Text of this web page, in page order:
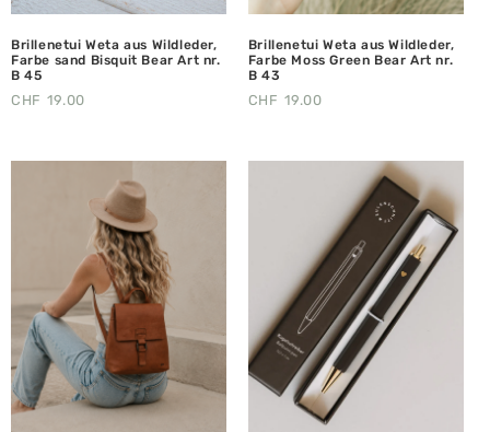
Brillenetui Weta aus Wildleder,
Farbe sand Bisquit Bear Art nr.
B 45
CHF 19.00
Brillenetui Weta aus Wildleder,
Farbe Moss Green Bear Art nr.
B 43
CHF 19.00